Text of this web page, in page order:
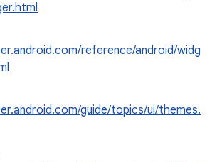
reference/android/widg
guide/topics/ui/themes.